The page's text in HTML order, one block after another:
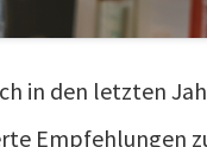
in den letzten
Empfehlungen